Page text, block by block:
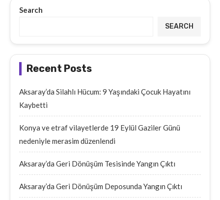
Search
SEARCH
Recent Posts
Aksaray’da Silahlı Hücum: 9 Yaşındaki Çocuk Hayatını
Kaybetti
Konya ve etraf vilayetlerde 19 Eylül Gaziler Günü
nedeniyle merasim düzenlendi
Aksaray’da Geri Dönüşüm Tesisinde Yangın Çıktı
Aksaray’da Geri Dönüşüm Deposunda Yangın Çıktı